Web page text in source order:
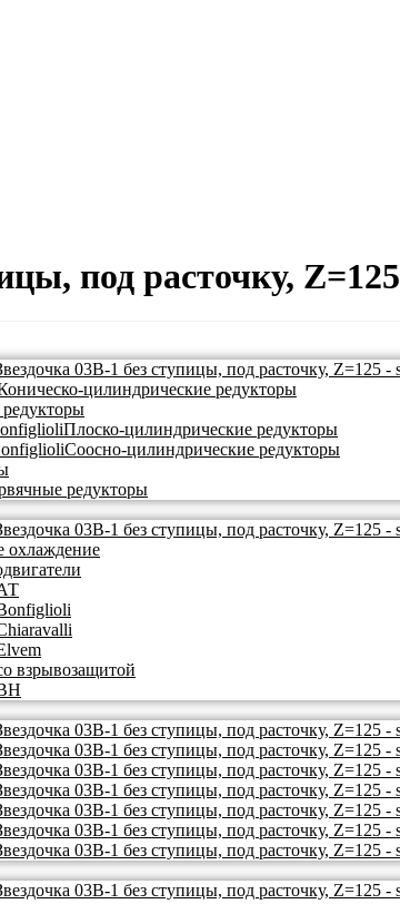
под расточку, Z=125
цилиндрические редукторы
Плоско-цилиндрические редукторы
Соосно-цилиндрические редукторы
редукторы
охлаждение
взрывозащитой